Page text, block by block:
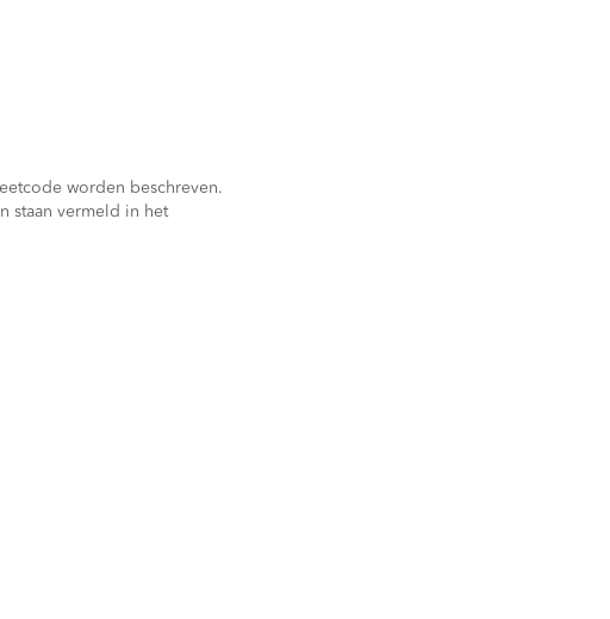
worden beschreven.
staan vermeld in het